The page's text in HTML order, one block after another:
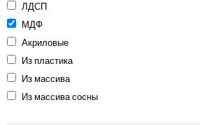
ЛДСП
МДФ
Акриловые
Из пластика
Из массива
Из массива сосны